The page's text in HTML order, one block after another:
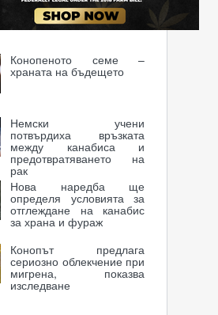
започват продажба на
канабис
Конопеното семе –
храната на бъдещето
Немски учени
потвърдиха връзката
между канабиса и
предотвратяването на
рак
Нова наредба ще
определя условията за
отглеждане на канабис
за храна и фураж
Конопът предлага
сериозно облекчение при
мигрена, показва
изследване